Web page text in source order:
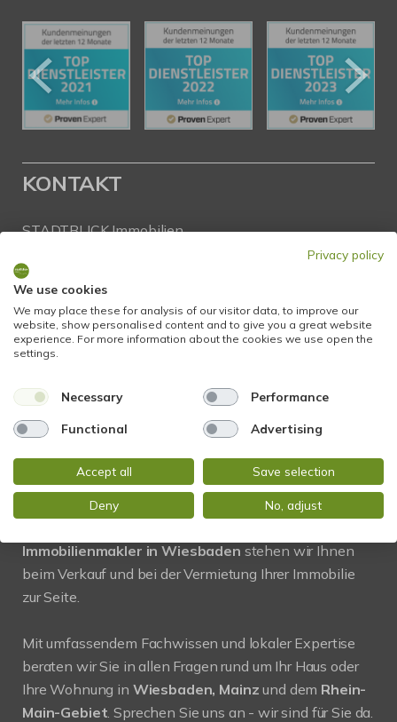
KONTAKT
STADTBLICK Immobilien
65199 Wiesbaden
Tel.:+49 611 9742 872
Fax: +49 611 9742 896
Mail:
info@stadtblick-immobilien.de
PROFIL
Immobilienmakler in Wiesbaden stehen wir Ihnen
beim Verkauf und bei der Vermietung Ihrer Immobilie
zur Seite.
Mit umfassendem Fachwissen und lokaler Expertise
beraten wir Sie in allen Fragen rund um Ihr Haus oder
Ihre Wohnung in Wiesbaden, Mainzund dem Rhein-
Main-Gebiet. Sprechen Sie uns an - wir sind für Sie da.
Privacy policy
We use cookies
We may place these for analysis of our visitor data, to improve our
website, show personalised content and to give you a great website
experience. For more information about the cookies we use open the
settings.
Necessary Performance
Functional Advertising
Accept all Save selection
Deny No, adjust